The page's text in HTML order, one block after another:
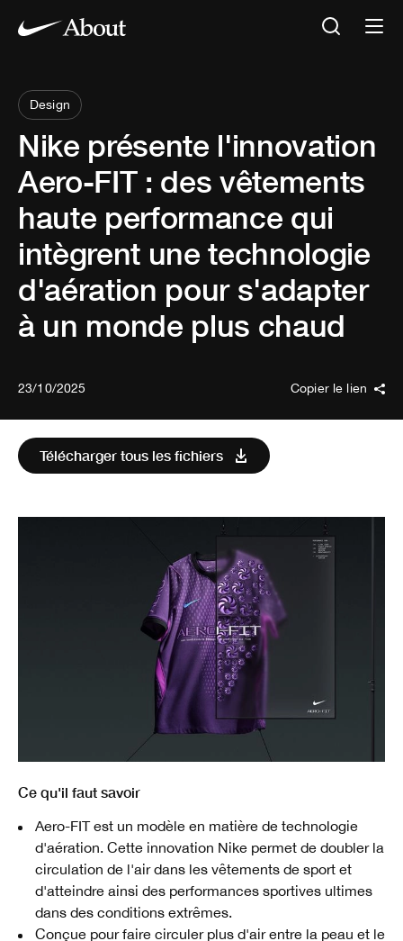
Design
Nike présente l'innovation
Aero-FIT : des vêtements
haute performance qui
intègrent une technologie
d'aération pour s'adapter
à un monde plus chaud
23/10/2025 Copier le lien
Télécharger tous les fichiers
Ce qu'il faut savoir
Aero-FIT est un modèle en matière de technologie
d'aération. Cette innovation Nike permet de doubler la
circulation de l'air dans les vêtements de sport et
d'atteindre ainsi des performances sportives ultimes
dans des conditions extrêmes.
Conçue pour faire circuler plus d'air entre la peau et le